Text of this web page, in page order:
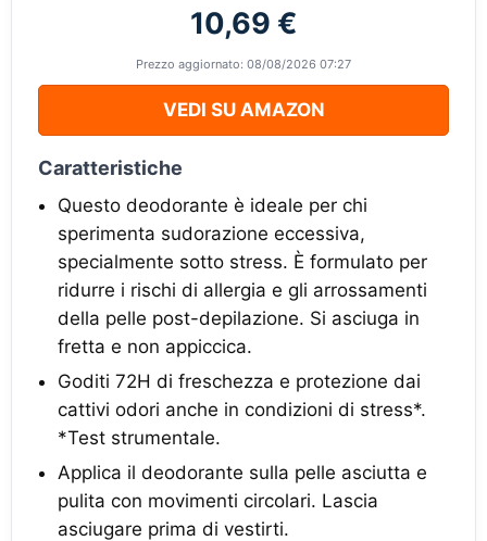
10,69 €
Prezzo aggiornato: 08/08/2026 07:27
VEDI SU AMAZON
Caratteristiche
Questo deodorante è ideale per chi
sperimenta sudorazione eccessiva,
specialmente sotto stress. È formulato per
ridurre i rischi di allergia e gli arrossamenti
della pelle post-depilazione. Si asciuga in
fretta e non appiccica.
Goditi 72H di freschezza e protezione dai
cattivi odori anche in condizioni di stress*.
*Test strumentale.
Applica il deodorante sulla pelle asciutta e
pulita con movimenti circolari. Lascia
asciugare prima di vestirti.